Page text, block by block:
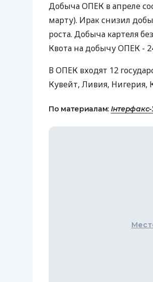
Добыча ОПЕК в апреле
марту). Ирак снизил
роста. Добыча картеля
Квота на добычу ОПЕК -
В ОПЕК входят 12
Кувейт, Ливия, Нигерия,
По материалам: